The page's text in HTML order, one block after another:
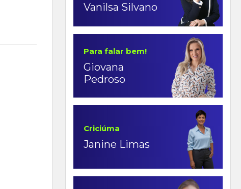
Vanilsa Silvano
Para falar bem!
Giovana
Pedroso
Criciúma
Janine Limas